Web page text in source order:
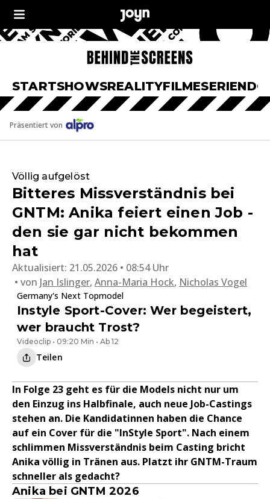
STARTSHOWSREALITYFILMESERIEN
Präsentiert von
Völlig aufgelöst
Bitteres Missverständnis bei
GNTM: Anika feiert einen Job -
den sie gar nicht bekommen
hat
Aktualisiert: 21.05.2026 • 08:54 Uhr
von Jan Islinger, Anna-Maria Hock, Nicholas Vogel
Germany's Next Topmodel
Instyle Sport-Cover: Wer begeistert,
wer braucht Trost?
Videoclip • 09:20 Min • Ab 12
Teilen
In Folge 23 geht es für die Models nicht nur um
den Einzug ins Halbfinale, auch neue Job-Castings
stehen an. Die Kandidatinnen haben die Chance
auf ein Cover für die "InStyle Sport". Nach einem
schlimmen Missverständnis beim Casting bricht
Anika völlig in Tränen aus. Platzt ihr GNTM-Traum
schneller als gedacht?
Anika bei GNTM 2026